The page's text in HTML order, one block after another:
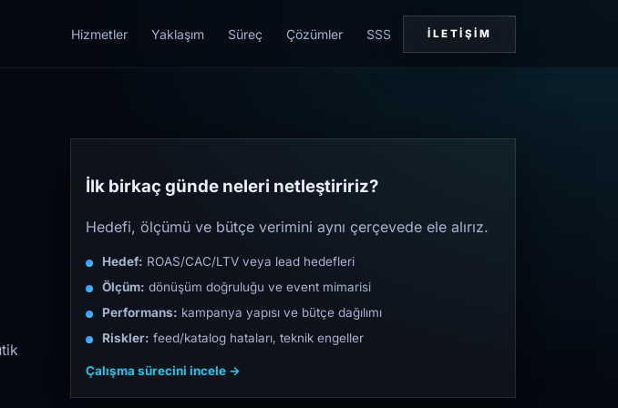
Hizmetler Yaklaşım Süreç Çözümler SSS İLETIŞIM
İlk birkaç günde neleri netleştiririz?
Hedefi, ölçümü ve bütçe verimini aynı çerçevede ele alırız.
Hedef: ROAS/CAC/LTV veya lead hedefleri
Ölçüm: dönüşüm doğruluğu ve event mimarisi
Performans: kampanya yapısı ve bütçe dağılımı
Riskler: feed/katalog hataları, teknik engeller
Çalışma sürecini incele →